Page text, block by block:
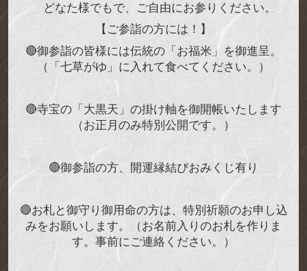
どなた様でもで、ご自由にお参りください。
【ご参詣の方には！】
🔴御参詣の皆様には伝統の「お福米」を御進呈。
（「七草がゆ」に入れて食べてください。）
🔴寺宝の「大黒天」の掛け軸を御開帳いたします
（お正月のみ特別公開です。）
🔴御参詣の方、開運縁結びおみくじ有り
🔴お札と御守り御用命の方は、特別祈願のお申し込
みをお願いします。（お名前入りのお札を作りま
す。事前にご連絡ください。）